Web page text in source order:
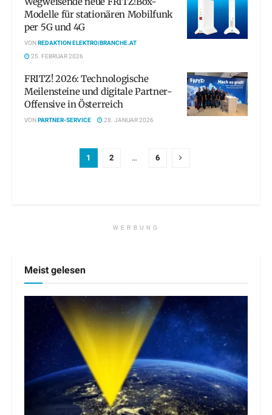
Modelle für stationären Mobilfunk
per 5G und 4G
VONREDAKTION ELEKTRO|BRANCHE.AT
25. FEBRUAR 2026
FRITZ! 2026: Technologische
Meilensteine und digitale Partner-
Offensive in Österreich
VONPARTNER-SERVICE 28. JANUAR 2026
1 2 … 6
WERBUNG
Meist gelesen